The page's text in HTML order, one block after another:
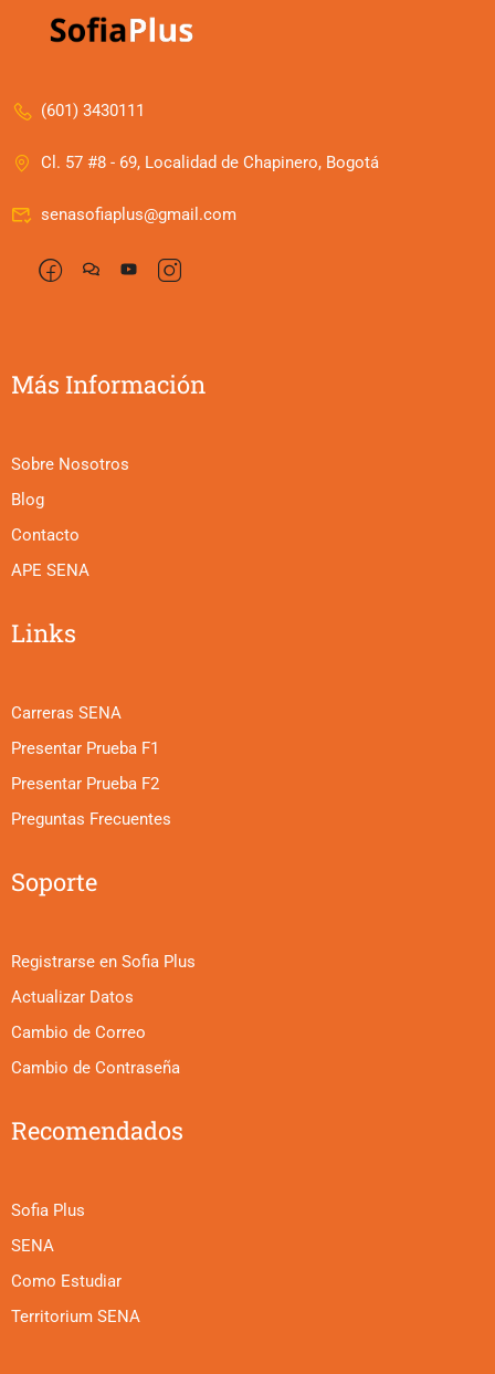
(601) 3430111
Cl. 57 #8 - 69, Localidad de Chapinero, Bogotá
senasofiaplus@gmail.com
Más Información
Sobre Nosotros
Blog
Contacto
APE SENA
Links
Carreras SENA
Presentar Prueba F1
Presentar Prueba F2
Preguntas Frecuentes
Soporte
Registrarse en Sofia Plus
Actualizar Datos
Cambio de Correo
Cambio de Contraseña
Recomendados
Sofia Plus
SENA
Como Estudiar
Territorium SENA